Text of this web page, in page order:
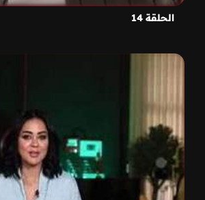
الحلقة 14